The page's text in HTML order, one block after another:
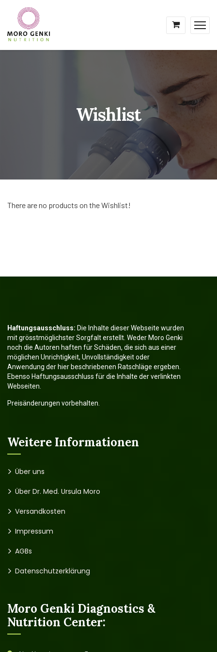
Wishlist
There are no products on the Wishlist!
Haftungsausschluss: Die Inhalte dieser Webseite wurden
mit grösstmöglichster Sorgfalt erstellt. Weder Moro Genki
noch die Autoren haften für Schäden, die sich aus einer
möglichen Unrichtigkeit, Unvollständigkeit oder
Anwendung der hier beschriebenen Ratschläge ergeben.
Ebenso Haftungsausschluss für die Inhalte der verlinkten
Webseiten.
Preisänderungen vorbehalten.
Weitere Informationen
Über uns
Über Dr. Med. Ursula Moro
Versandkosten
Impressum
AGBs
Datenschutzerklärung
Moro Genki Diagnostics &
Nutrition Center: